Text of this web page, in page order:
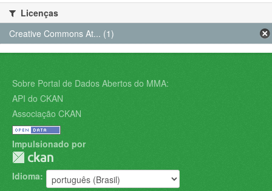
Licenças
Creative Commons At... (1)
Sobre Portal de Dados Abertos do MMA:
API do CKAN
Associação CKAN
Impulsionado por
Idioma